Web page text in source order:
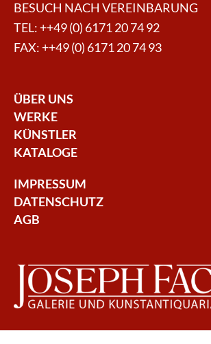
BESUCH NACH VEREINBARUNG
TEL: ++49 (0) 6171 20 74 92
FAX: ++49 (0) 6171 20 74 93
ÜBER UNS
WERKE
KÜNSTLER
KATALOGE
IMPRESSUM
DATENSCHUTZ
AGB